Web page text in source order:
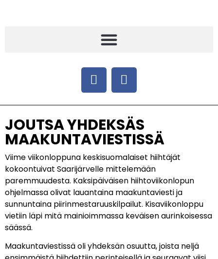
JOUTSA YHDEKSÄS
MAAKUNTAVIESTISSÄ
Viime viikonloppuna keskisuomalaiset hiihtäjät
kokoontuivat Saarijärvelle mittelemään
paremmuudesta. Kaksipäiväisen hiihtoviikonlopun
ohjelmassa olivat lauantaina maakuntaviesti ja
sunnuntaina piirinmestaruuskilpailut. Kisaviikonloppu
vietiin läpi mitä mainioimmassa keväisen aurinkoisessa
säässä.
Maakuntaviestissä oli yhdeksän osuutta, joista neljä